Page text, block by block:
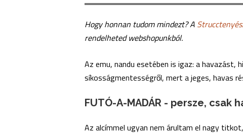
Hogy honnan tudom mindezt? A
rendelheted webshopunkból.
Az emu, nandu esetében is igaz: a havazást,
síkosságmentességről, mert a jeges, havas
FUTÓ-A-MADÁR - persze, csak
Az alcímmel ugyan nem árultam el nagy